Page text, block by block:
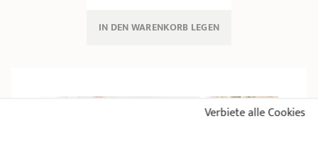
LEGEN
Verbiete alle Cookies